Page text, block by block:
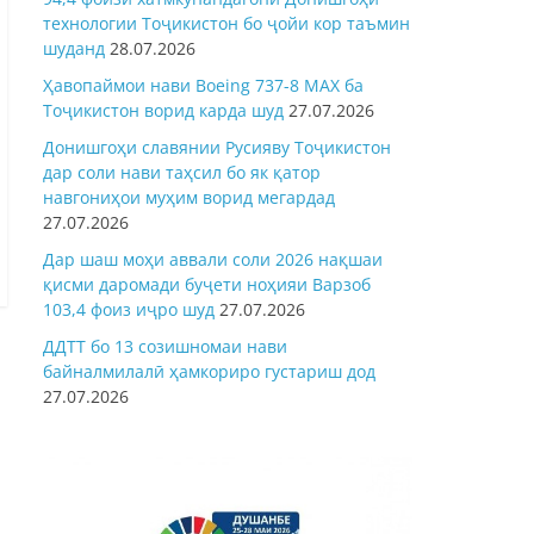
технологии Тоҷикистон бо ҷойи кор таъмин
шуданд 28.07.2026
Ҳавопаймои нави Boeing 737-8 MAX ба
Тоҷикистон ворид карда шуд 27.07.2026
Донишгоҳи славянии Русияву Тоҷикистон
дар соли нави таҳсил бо як қатор
навгониҳои муҳим ворид мегардад
27.07.2026
Дар шаш моҳи аввали соли 2026 нақшаи
қисми даромади буҷети ноҳияи Варзоб
103,4 фоиз иҷро шуд 27.07.2026
ДДТТ бо 13 созишномаи нави
байналмилалӣ ҳамкориро густариш дод
27.07.2026